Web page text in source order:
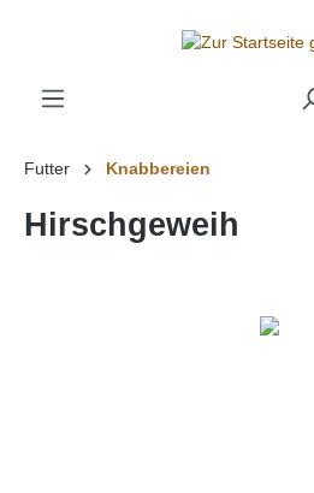
Futter Knabbereien
Hirschgeweih